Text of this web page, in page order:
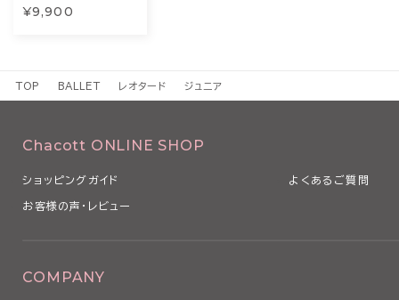
¥9,900
TOP BALLET レオタード ジュニア
Chacott ONLINE SHOP
ショッピングガイド よくあるご質問
お客様の声・レビュー
COMPANY